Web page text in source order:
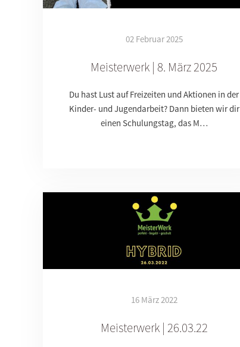
02 Februar 2025
Meisterwerk | 8. März 2025
Du hast Lust auf Freizeiten und Aktionen in der
Kinder- und Jugendarbeit? Dann bieten wir dir
einen Schulungstag, das M…
16 März 2022
Meisterwerk | 26.03.22